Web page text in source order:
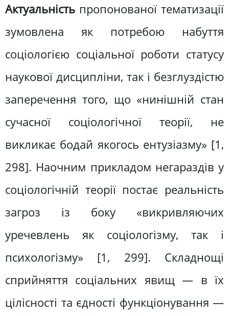
Актуальність пропонованої тематизації
зумовлена як потребою набуття
соціологією соціальної роботи статусу
наукової дисципліни, так і безглуздістю
заперечення того, що «нинішній стан
сучасної соціологічної теорії, не
викликає бодай якогось ентузіазму» [1,
298]. Наочним прикладом негараздів у
соціологічній теорії постає реальність
загроз із боку «викривляючих
уречевлень як соціологізму, так і
психологізму» [1, 299]. Складнощі
сприйняття соціальних явищ — в їх
цілісності та єдності функціонування —